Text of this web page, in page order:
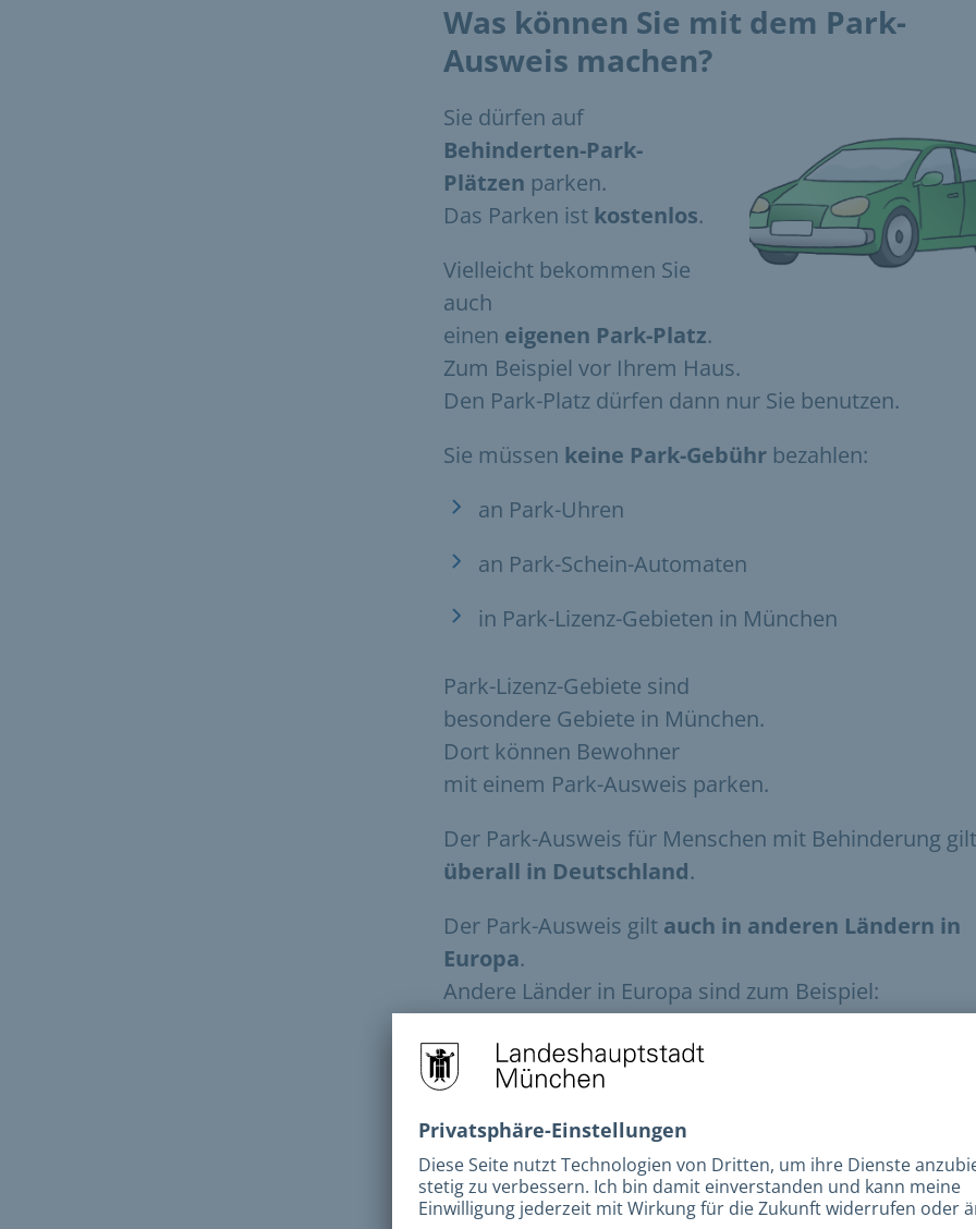
Was können Sie mit dem Park-
Ausweis machen?
Sie dürfen auf
Behinderten-Park-
Plätzen parken.
Das Parken ist kostenlos.
Vielleicht bekommen Sie
auch
einen eigenen Park-Platz.
Zum Beispiel vor Ihrem Haus.
Den Park-Platz dürfen dann nur Sie benutzen.
Sie müssen keine Park-Gebühr bezahlen:
an Park-Uhren
an Park-Schein-Automaten
in Park-Lizenz-Gebieten in München
Park-Lizenz-Gebiete sind
besondere Gebiete in München.
Dort können Bewohner
mit einem Park-Ausweis parken.
Der Park-Ausweis für Menschen mit Behinderung gilt
überall in Deutschland.
Der Park-Ausweis gilt auch in anderen Ländern in
Europa.
Andere Länder in Europa sind zum Beispiel:
Österreich
Italien
Frankreich